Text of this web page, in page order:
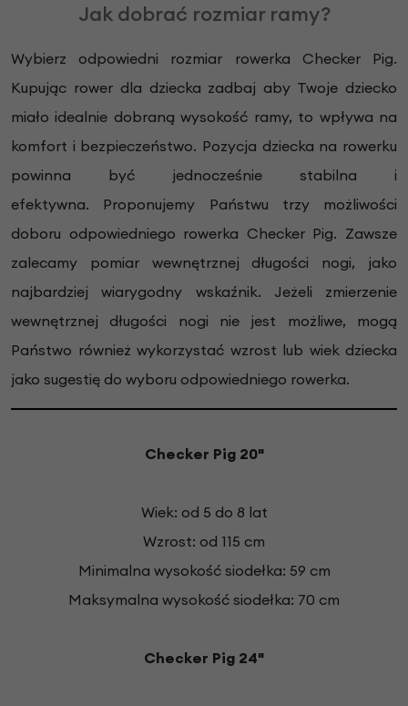
Jak dobrać rozmiar ramy?
Wybierz odpowiedni rozmiar rowerka Checker Pig.
Kupując rower dla dziecka zadbaj aby Twoje dziecko
miało idealnie dobraną wysokość ramy, to wpływa na
komfort i bezpieczeństwo. Pozycja dziecka na rowerku
powinna być jednocześnie stabilna i
efektywna. Proponujemy Państwu trzy możliwości
doboru odpowiedniego rowerka Checker Pig. Zawsze
zalecamy pomiar wewnętrznej długości nogi, jako
najbardziej wiarygodny wskaźnik. Jeżeli zmierzenie
wewnętrznej długości nogi nie jest możliwe, mogą
Państwo również wykorzystać wzrost lub wiek dziecka
jako sugestię do wyboru odpowiedniego rowerka.
Checker Pig 20"
Wiek: od 5 do 8 lat
Wzrost: od 115 cm
Minimalna wysokość siodełka: 59 cm
Maksymalna wysokość siodełka: 70 cm
Checker Pig 24"